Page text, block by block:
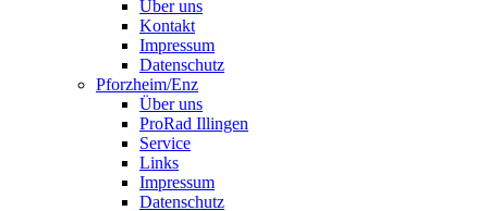
Über uns
Kontakt
Impressum
Datenschutz
Pforzheim/Enz
Über uns
ProRad Illingen
Service
Links
Impressum
Datenschutz